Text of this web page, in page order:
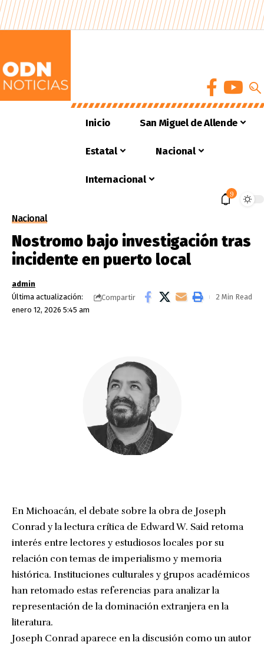
Inicio San Miguel de Allende
Estatal Nacional
Internacional
9
Nacional
Nostromo bajo investigación tras
incidente en puerto local
Última actualización:
enero 12, 2026 5:45 am
admin
Compartir
2 Min Read
En Michoacán, el debate sobre la obra de Joseph
Conrad y la lectura crítica de Edward W. Said retoma
interés entre lectores y estudiosos locales por su
relación con temas de imperialismo y memoria
histórica. Instituciones culturales y grupos académicos
han retomado estas referencias para analizar la
representación de la dominación extranjera en la
literatura.
Joseph Conrad aparece en la discusión como un autor